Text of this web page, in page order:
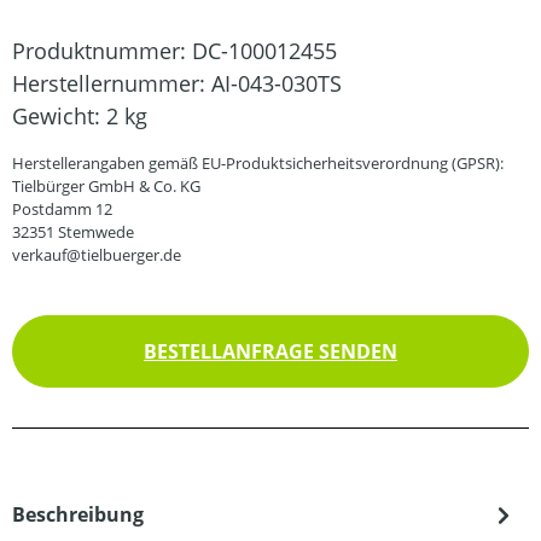
Produktnummer: DC-100012455
Herstellernummer: AI-043-030TS
Gewicht: 2 kg
Herstellerangaben gemäß EU-Produktsicherheitsverordnung (GPSR):
Tielbürger GmbH & Co. KG
Postdamm 12
32351 Stemwede
verkauf@tielbuerger.de
BESTELLANFRAGE SENDEN
Beschreibung